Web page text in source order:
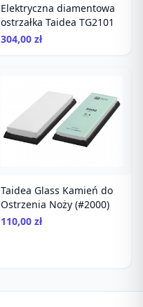
Elektryczna diamentowa
ostrzałka Taidea TG2101
304,00 zł
Taidea Glass Kamień do
Ostrzenia Noży (#2000)
110,00 zł